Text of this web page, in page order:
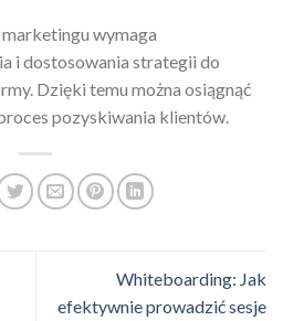
wymaga
i dostosowania strategii do
Dzięki temu można osiągnąć
pozyskiwania klientów.
Whiteboarding: Jak
efektywnie prowadzić sesje